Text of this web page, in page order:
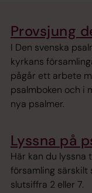
Provsjung
I Den svenska
kyrkans
pågår ett arbete
psalmboken och i
nya psalmer.
Lyssna på
Här kan du lyssna
församling särskilt
slutsiffra 2 eller 7.